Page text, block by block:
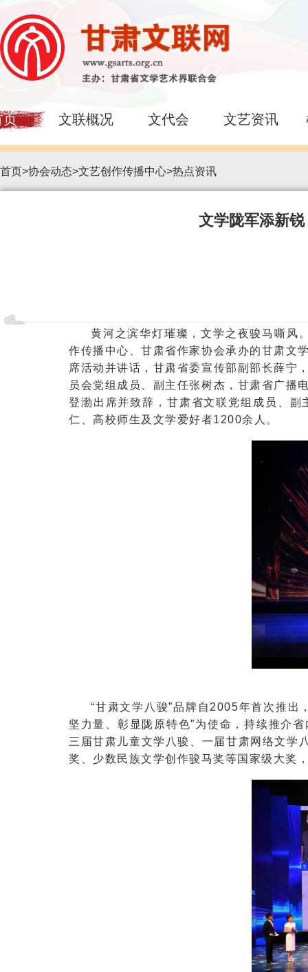
页 文联概况 文代会 文艺资讯
首页>协会动态>文艺创作传播中心>热点资讯
文学陇军添新
黄河之滨华灯璀璨，文学之夜骏马嘶风
作传播中心、甘肃省作家协会承办的甘肃文
席活动并讲话，甘肃省委宣传部副部长薛宁
员会党组成员、副主任张树杰， 甘肃省广播
登渤出席并致辞，甘肃省文联党组成员、
仁、高校师生及文学爱好者1200余人。
“甘肃文学八骏”品牌自2005年首次推出
坚力量、彰显陇原特色”为使命，持续推介
三届甘肃儿童文学八骏、一届甘肃网络文学
奖、少数民族文学创作骏马奖等国家级大奖